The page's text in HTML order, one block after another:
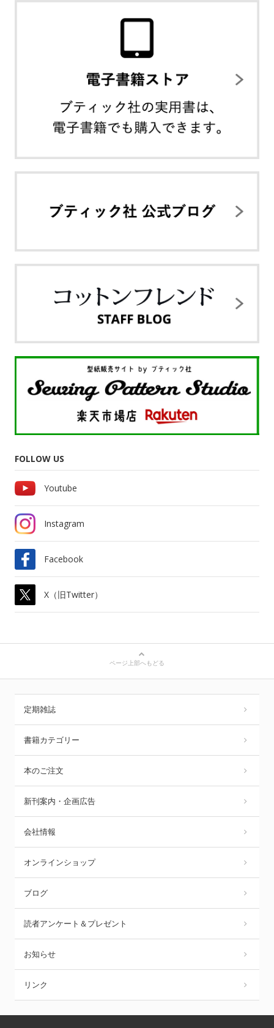
FOLLOW US
Youtube
Instagram
Facebook
X（旧Twitter）
ページ上部へもどる
定期雑誌
書籍カテゴリー
本のご注文
新刊案内・企画広告
会社情報
オンラインショップ
ブログ
読者アンケート＆プレゼント
お知らせ
リンク